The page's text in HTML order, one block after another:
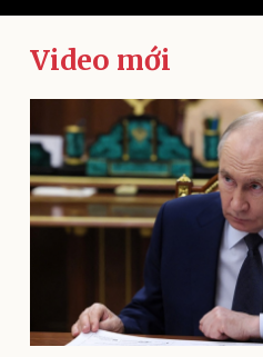
Quan sát
Hồ sơ
Video mới